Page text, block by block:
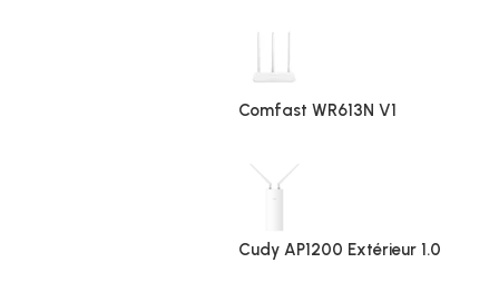
Comfast WR613N V1
Cudy AP1200 Extérieur 1.0